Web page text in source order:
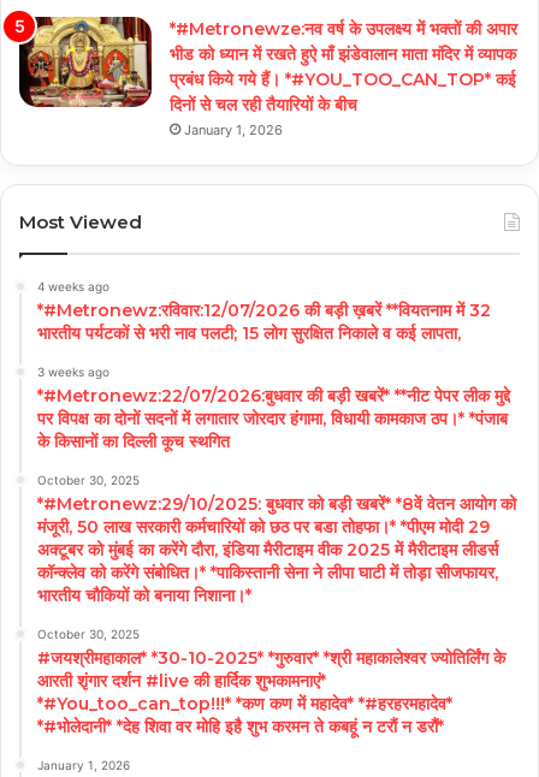
*#Metronewze:नव वर्ष के उपलक्ष्य में भक्तों की अपार
भीड को ध्यान में रखते हुऐ माँ झंडेवालान माता मंदिर में व्यापक
प्रबंध किये गये हैं। *#YOU_TOO_CAN_TOP* कई
दिनों से चल रही तैयारियों के बीच
January 1, 2026
Most Viewed
4 weeks ago
*#Metronewz:रविवार:12/07/2026 की बड़ी ख़बरें **वियतनाम में 32
भारतीय पर्यटकों से भरी नाव पलटी; 15 लोग सुरक्षित निकाले व कई लापता,
3 weeks ago
*#Metronewz:22/07/2026:बुधवार की बड़ी खबरें* **नीट पेपर लीक मुद्दे
पर विपक्ष का दोनों सदनों में लगातार जोरदार हंगामा, विधायी कामकाज ठप।* *पंजाब
के किसानों का दिल्ली कूच स्थगित
October 30, 2025
*#Metronewz:29/10/2025: बुधवार को बड़ी खबरें* *8वें वेतन आयोग को
मंजूरी, 50 लाख सरकारी कर्मचारियों को छठ पर बडा तोहफा।* *पीएम मोदी 29
अक्टूबर को मुंबई का करेंगे दौरा, इंडिया मैरीटाइम वीक 2025 में मैरीटाइम लीडर्स
कॉन्क्लेव को करेंगे संबोधित।* *पाकिस्तानी सेना ने लीपा घाटी में तोड़ा सीजफायर,
भारतीय चौकियों को बनाया निशाना।*
October 30, 2025
#जयश्रीमहाकाल* *30-10-2025* *गुरुवार* *श्री महाकालेश्वर ज्योतिर्लिंग के
आरती शृंगार दर्शन #live की हार्दिक शुभकामनाएं*
*#You_too_can_top!!!* *कण कण में महादेव* *#हरहरमहादेव*
*#भोलेदानी* *देह शिवा वर मोहि इहै शुभ करमन ते कबहूं न टरौं न डरौं*
January 1, 2026